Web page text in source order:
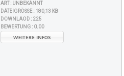
ART : UNBEKANNT
DATEIGRÖSSE : 180,13 KB
DOWNLAOD :225
BEWERTUNG : 0.00
WEITERE INFOS